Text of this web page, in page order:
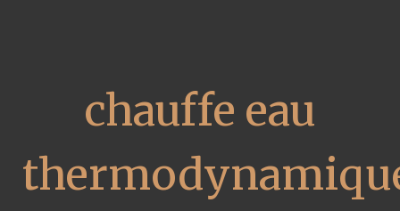
chauffe eau